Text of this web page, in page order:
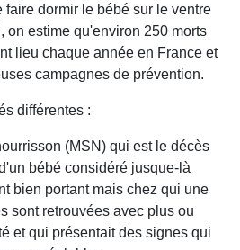
faire dormir le bébé sur le ventre
on estime qu'environ 250 morts
lieu chaque année en France et
campagnes de prévention.
différentes :
(MSN) qui est le décès
bébé considéré jusque-là
bien portant mais chez qui une
sont retrouvées avec plus ou
et qui présentait des signes qui